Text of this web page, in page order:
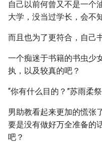
自己以前何曾又不是一个
大学，没当过学长，会不
而且也为了更符合，自己
一个痴迷于书籍的书虫少
执，以及较真的吧？
“你有什么目的？”苏雨柔
男助教看起来更加的慌张
要是没有做好万全准备的
吧？